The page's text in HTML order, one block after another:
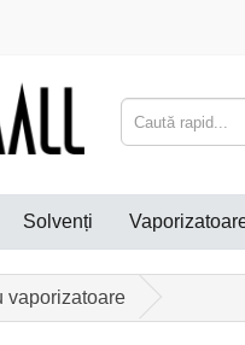
Solvenți
vaporizatoare